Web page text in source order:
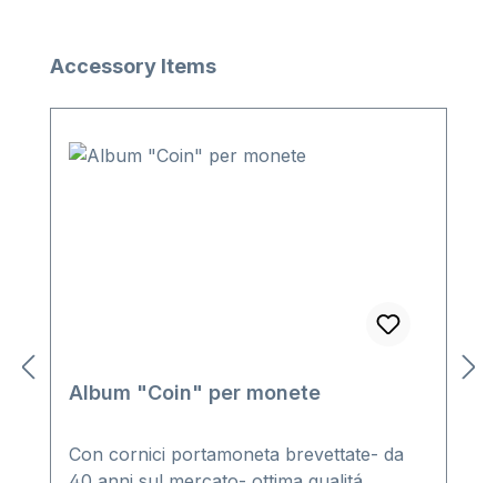
Salta la galleria dei prodotti
Accessory Items
Album "Coin" per monete
Con cornici portamoneta brevettate- da